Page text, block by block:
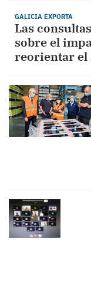
GALICIA EXPORTA
Las
sobre el
reorientar el